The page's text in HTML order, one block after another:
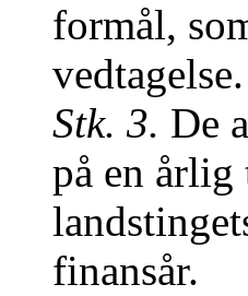
formål,
vedtagelse.
Stk. 3. De
på en
finansår.